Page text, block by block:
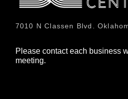
7010 N Classen Blvd.
Please contact each business
meeting.